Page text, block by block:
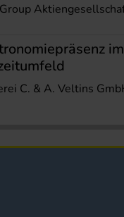
im
C. & A. Veltins